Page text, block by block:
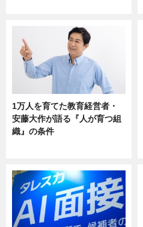
1万人を育てた教育経営者・
安藤大作が語る『人が育つ組
織』の条件